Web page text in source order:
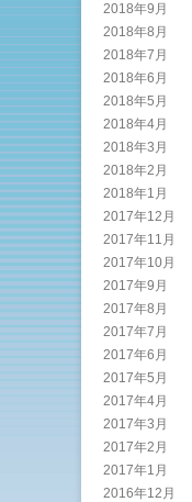
2018年9月
2018年8月
2018年7月
2018年6月
2018年5月
2018年4月
2018年3月
2018年2月
2018年1月
2017年12月
2017年11月
2017年10月
2017年9月
2017年8月
2017年7月
2017年6月
2017年5月
2017年4月
2017年3月
2017年2月
2017年1月
2016年12月